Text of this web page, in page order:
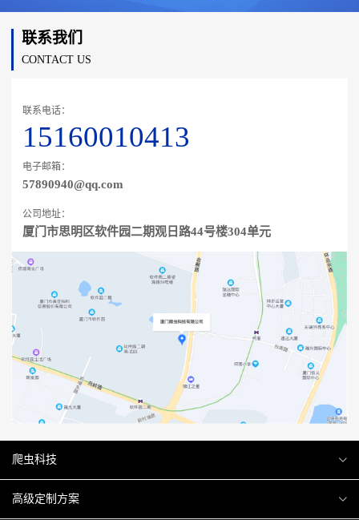
联系我们
CONTACT US
联系电话：
15160010413
电子邮箱：
57890940@qq.com
公司地址：
厦门市思明区软件园二期观日路44号楼304单元
爬虫科技
爬虫案例
高级定制方案